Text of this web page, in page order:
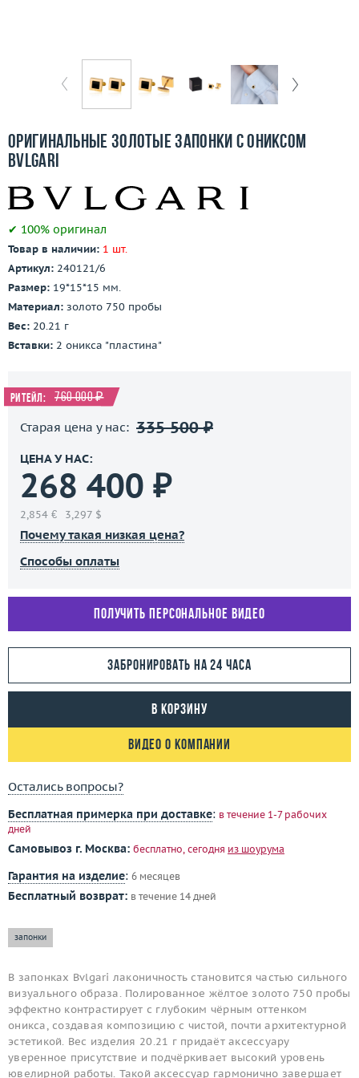
О компании
Контакты
3D-тур по шоуруму
Оригинальные золотые запонки с ониксом
Bvlgari
✔ 100% оригинал
Товар в наличии: 1 шт.
Артикул: 240121/6
Размер: 19*15*15 мм.
Материал: золото 750 пробы
Вес: 20.21 г
Вставки: 2 оникса "пластина"
Ритейл: 760 000 ₽
Старая цена у нас: 335 500 ₽
ЦЕНА У НАС:
268 400 ₽
2,854 € 3,297 $
Почему такая низкая цена?
Способы оплаты
Получить персональное видео
Забронировать на 24 часа
В корзину
Видео о компании
Остались вопросы?
Бесплатная примерка при доставке: в течение 1-7 рабочих
дней
Самовывоз г. Москва: бесплатно, сегодня из шоурума
Гарантия на изделие: 6 месяцев
Бесплатный возврат: в течение 14 дней
запонки
В запонках Bvlgari лаконичность становится частью сильного
визуального образа. Полированное жёлтое золото 750 пробы
эффектно контрастирует с глубоким чёрным оттенком
оникса, создавая композицию с чистой, почти архитектурной
эстетикой. Вес изделия 20.21 г придаёт аксессуару
уверенное присутствие и подчёркивает высокий уровень
ювелирной работы. Такой аксессуар гармонично завершает